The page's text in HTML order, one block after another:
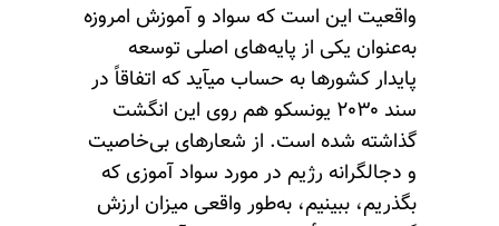
واقعیت این است که سواد و آموزش امروزه
به‌عنوان یکی از پایه‌های اصلی توسعه
پایدار کشورها به حساب میآید که اتفاقاً در
سند ۲۰۳۰ یونسکو هم روی این انگشت
گذاشته شده است. از شعارهای بی‌خاصیت
و دجالگرانه رژیم در مورد سواد آموزی که
بگذریم، ببینیم، به‌طور واقعی میزان ارزش